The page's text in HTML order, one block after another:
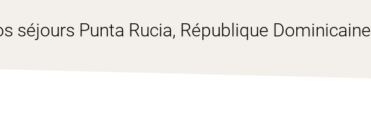
séjours Punta Rucia, République Dominicaine